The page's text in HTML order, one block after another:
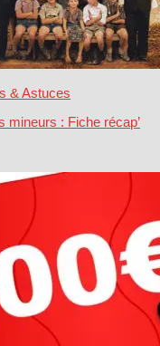
& Astuces
mineurs : Fiche récap’